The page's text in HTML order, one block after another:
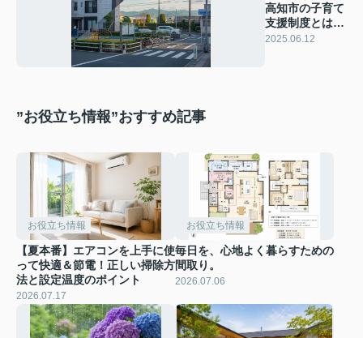
高知市の子育て
支援制度とは？
家族に合うエリ
2025.06.12
”お役立ち情報”おすすめ記事
お役立ち情報
【夏本番】エアコンを上手に使
って快適＆節電！正しい掃除方
法と設定温度のポイント
2026.07.17
お役立ち情報
毎日を、心地よく暮らすための
間取り。
2026.07.06